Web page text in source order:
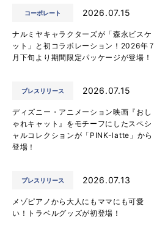
コーポレート 2026.07.15
ナルミヤキャラクターズが「森永ビスケ
ット」と初コラボレーション！2026年７
月下旬より期間限定パッケージが登場！
プレスリリース 2026.07.15
ディズニー・アニメーション映画『おし
ゃれキャット』をモチーフにしたスペシ
ャルコレクションが「PINK-latte」から
登場！
プレスリリース 2026.07.13
メゾピアノから大人にもママにも可愛
い！トラベルグッズが初登場！